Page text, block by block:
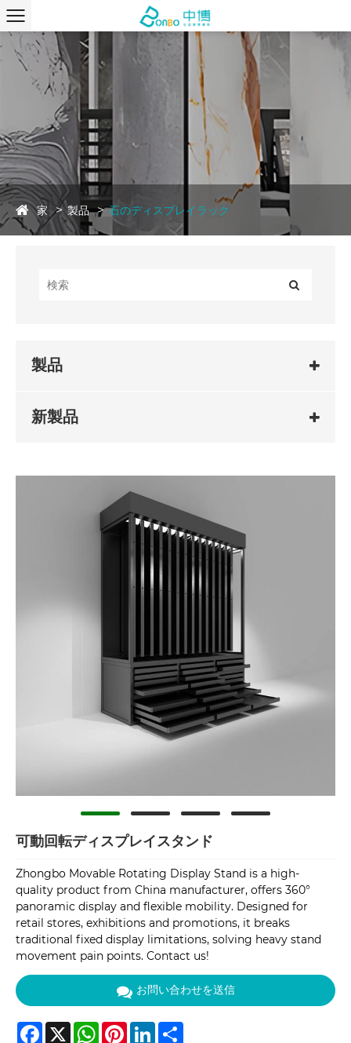
家 製品 石のディスプレイラック
製品
新製品
可動回転ディスプレイスタンド
Zhongbo Movable Rotating Display Stand is a high-
quality product from China manufacturer, offers 360°
panoramic display and flexible mobility. Designed for
retail stores, exhibitions and promotions, it breaks
traditional fixed display limitations, solving heavy stand
movement pain points. Contact us!
お問い合わせを送信
Facebook
X WhatsAppPinterestLinkedIn